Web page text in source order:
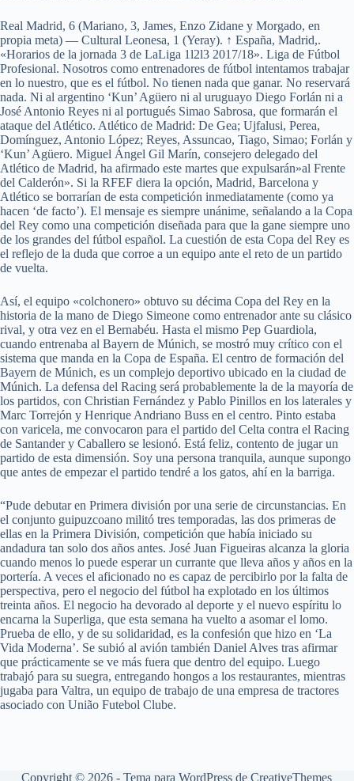
Real Madrid, 6 (Mariano, 3, James, Enzo Zidane y Morgado, en
propia meta) — Cultural Leonesa, 1 (Yeray). ↑ España, Madrid,.
«Horarios de la jornada 3 de LaLiga 1l2l3 2017/18». Liga de Fútbol
Profesional. Nosotros como entrenadores de fútbol intentamos trabajar
en lo nuestro, que es el fútbol. No tienen nada que ganar. No reservará
nada. Ni al argentino ‘Kun’ Agüero ni al uruguayo Diego Forlán ni a
José Antonio Reyes ni al portugués Simao Sabrosa, que formarán el
ataque del Atlético. Atlético de Madrid: De Gea; Ujfalusi, Perea,
Domínguez, Antonio López; Reyes, Assuncao, Tiago, Simao; Forlán y
‘Kun’ Agüero. Miguel Ángel Gil Marín, consejero delegado del
Atlético de Madrid, ha afirmado este martes que expulsarán»al Frente
del Calderón». Si la RFEF diera la opción, Madrid, Barcelona y
Atlético se borrarían de esta competición inmediatamente (como ya
hacen ‘de facto’). El mensaje es siempre unánime, señalando a la Copa
del Rey como una competición diseñada para que la gane siempre uno
de los grandes del fútbol español. La cuestión de esta Copa del Rey es
el reflejo de la duda que corroe a un equipo ante el reto de un partido
de vuelta.
Así, el equipo «colchonero» obtuvo su décima Copa del Rey en la
historia de la mano de Diego Simeone como entrenador ante su clásico
rival, y otra vez en el Bernabéu. Hasta el mismo Pep Guardiola,
cuando entrenaba al Bayern de Múnich, se mostró muy crítico con el
sistema que manda en la Copa de España. El centro de formación del
Bayern de Múnich, es un complejo deportivo ubicado en la ciudad de
Múnich. La defensa del Racing será probablemente la de la mayoría de
los partidos, con Christian Fernández y Pablo Pinillos en los laterales y
Marc Torrejón y Henrique Andriano Buss en el centro. Pinto estaba
con varicela, me convocaron para el partido del Celta contra el Racing
de Santander y Caballero se lesionó. Está feliz, contento de jugar un
partido de esta dimensión. Soy una persona tranquila, aunque supongo
que antes de empezar el partido tendré a los gatos, ahí en la barriga.
“Pude debutar en Primera división por una serie de circunstancias. En
el conjunto guipuzcoano militó tres temporadas, las dos primeras de
ellas en la Primera División, competición que había iniciado su
andadura tan solo dos años antes. José Juan Figueiras alcanza la gloria
cuando menos lo puede esperar un currante que lleva años y años en la
portería. A veces el aficionado no es capaz de percibirlo por la falta de
perspectiva, pero el negocio del fútbol ha explotado en los últimos
treinta años. El negocio ha devorado al deporte y el nuevo espíritu lo
encarna la Superliga, que esta semana ha vuelto a asomar el lomo.
Prueba de ello, y de su solidaridad, es la confesión que hizo en ‘La
Vida Moderna’. Se subió al avión también Daniel Alves tras afirmar
que prácticamente se ve más fuera que dentro del equipo. Luego
trabajó para su suegra, entregando hongos a los restaurantes, mientras
jugaba para Valtra, un equipo de trabajo de una empresa de tractores
asociado con União Futebol Clube.
Copyright © 2026 - Tema para WordPress de CreativeThemes